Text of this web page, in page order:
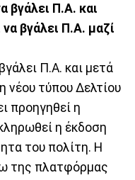
βγάλει Π.Α. και
βγάλει Π.Α. μαζί
Π.Α. και μετά
νέου τύπου Δελτίου
προηγηθεί η
η έκδοση
του πολίτη. Η
της πλατφόρμας